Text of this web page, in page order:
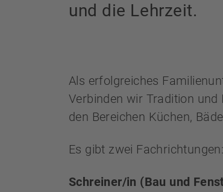
und die Lehrzeit.
Als erfolgreiches
Verbinden wir Tradition
den Bereichen Küchen,
Es gibt zwei Fachrichtungen:
Schreiner/in (Bau und